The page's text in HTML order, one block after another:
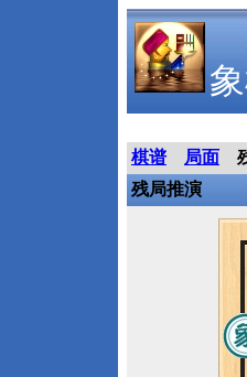
棋谱 局面
残局推演